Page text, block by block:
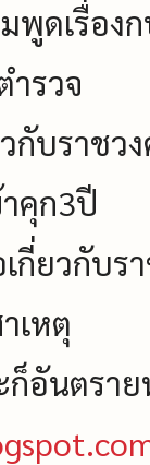
พูดเรื่อง
รวจ
บราชว
คุก3ปี
กี่ยวกับร
เหตุ
ก็อันตรา